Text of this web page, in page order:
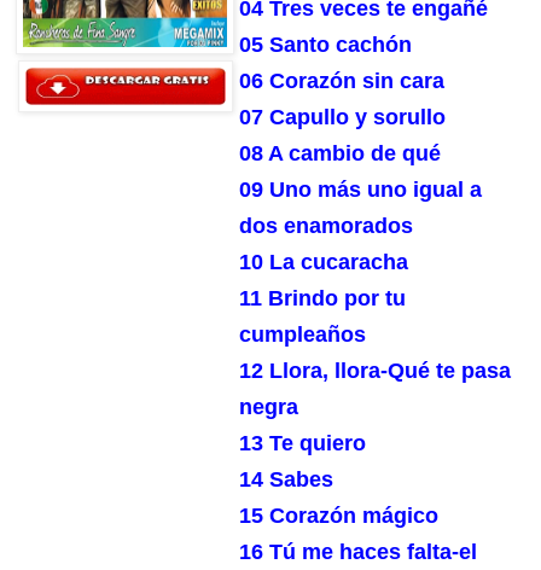
04 Tres veces te engañé
05 Santo cachón
06 Corazón sin cara
07 Capullo y sorullo
08 A cambio de qué
09 Uno más uno igual a
dos enamorados
10 La cucaracha
11 Brindo por tu
cumpleaños
12 Llora, llora-Qué te pasa
negra
13 Te quiero
14 Sabes
15 Corazón mágico
16 Tú me haces falta-el